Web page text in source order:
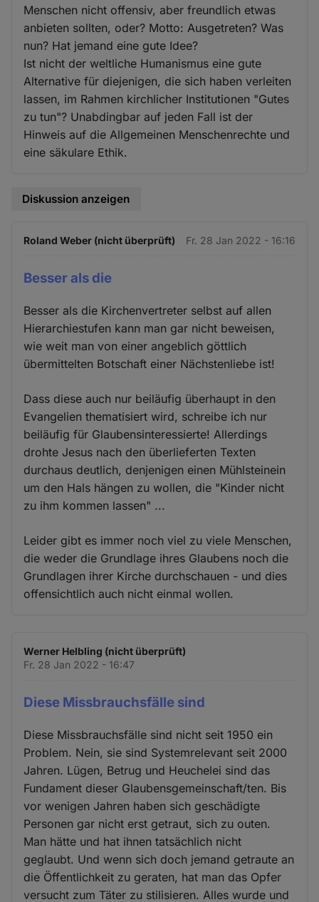
Menschen nicht offensiv, aber freundlich etwas
anbieten sollten, oder? Motto: Ausgetreten? Was
nun? Hat jemand eine gute Idee?
Ist nicht der weltliche Humanismus eine gute
Alternative für diejenigen, die sich haben verleiten
lassen, im Rahmen kirchlicher Institutionen "Gutes
zu tun"? Unabdingbar auf jeden Fall ist der
Hinweis auf die Allgemeinen Menschenrechte und
eine säkulare Ethik.
Diskussion anzeigen
Roland Weber (nicht überprüft) Fr. 28 Jan 2022 - 16:16
Besser als die
Besser als die Kirchenvertreter selbst auf allen
Hierarchiestufen kann man gar nicht beweisen,
wie weit man von einer angeblich göttlich
übermittelten Botschaft einer Nächstenliebe ist!
Dass diese auch nur beiläufig überhaupt in den
Evangelien thematisiert wird, schreibe ich nur
beiläufig für Glaubensinteressierte! Allerdings
drohte Jesus nach den überlieferten Texten
durchaus deutlich, denjenigen einen Mühlsteinein
um den Hals hängen zu wollen, die "Kinder nicht
zu ihm kommen lassen" ...
Leider gibt es immer noch viel zu viele Menschen,
die weder die Grundlage ihres Glaubens noch die
Grundlagen ihrer Kirche durchschauen - und dies
offensichtlich auch nicht einmal wollen.
Werner Helbling (nicht überprüft)
Fr. 28 Jan 2022 - 16:47
Diese Missbrauchsfälle sind
Diese Missbrauchsfälle sind nicht seit 1950 ein
Problem. Nein, sie sind Systemrelevant seit 2000
Jahren. Lügen, Betrug und Heuchelei sind das
Fundament dieser Glaubensgemeinschaft/ten. Bis
vor wenigen Jahren haben sich geschädigte
Personen gar nicht erst getraut, sich zu outen.
Man hätte und hat ihnen tatsächlich nicht
geglaubt. Und wenn sich doch jemand getraute an
die Öffentlichkeit zu geraten, hat man das Opfer
versucht zum Täter zu stilisieren. Alles wurde und